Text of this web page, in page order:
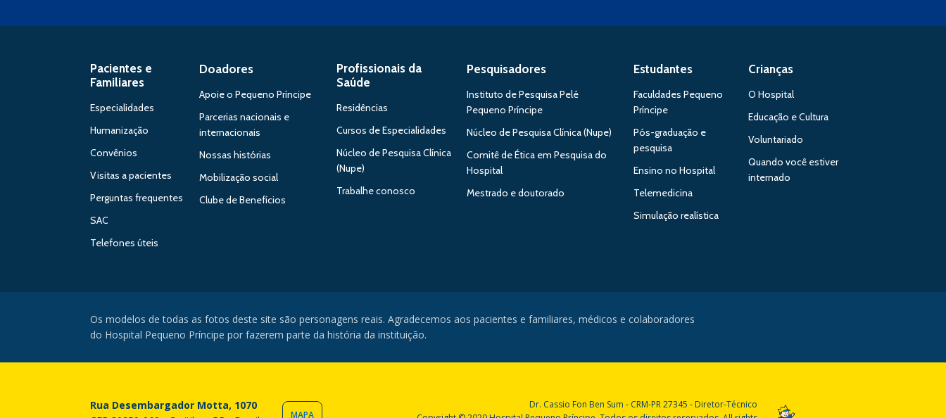
Pacientes e
Familiares
Especialidades
Humanização
Convênios
Visitas a pacientes
Perguntas frequentes
SAC
Telefones úteis
Doadores
Apoie o Pequeno Príncipe
Parcerias nacionais e
internacionais
Nossas histórias
Mobilização social
Clube de Benefícios
Profissionais da
Saúde
Residências
Cursos de Especialidades
Núcleo de Pesquisa Clínica
(Nupe)
Trabalhe conosco
Pesquisadores
Instituto de Pesquisa Pelé
Pequeno Príncipe
Núcleo de Pesquisa Clínica (Nupe)
Comitê de Ética em Pesquisa do
Hospital
Mestrado e doutorado
Estudantes
Faculdades Pequeno
Príncipe
Pós-graduação e
pesquisa
Ensino no Hospital
Telemedicina
Simulação realística
Crianças
O Hospital
Educação e Cultura
Voluntariado
Quando você estiver
internado
Os modelos de todas as fotos deste site são personagens reais. Agradecemos aos pacientes e familiares, médicos e colaboradores
do Hospital Pequeno Príncipe por fazerem parte da história da instituição.
Rua Desembargador Motta, 1070
MAPA
Dr. Cassio Fon Ben Sum - CRM-PR 27345 - Diretor-Técnico